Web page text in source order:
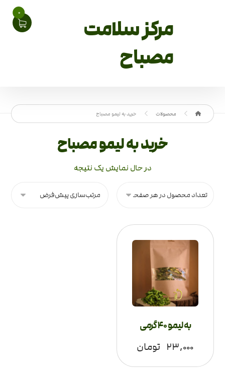
مرکز سلامت
مصباح
0
محصولات خرید به لیمو مصباح
خرید به لیمو مصباح
در حال نمایش یک نتیجه
به لیمو 40 گرمی
۲۳,۰۰۰ تومان